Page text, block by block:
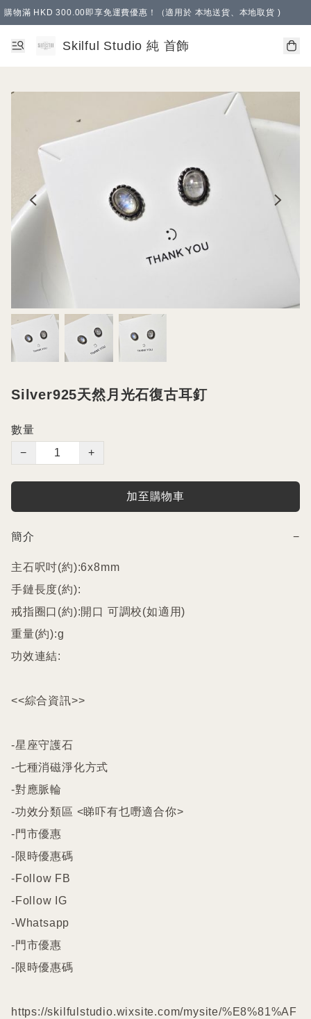
購物滿 HKD 300.00即享免運費優惠！（適用於 本地送貨、本地取貨 )
Skilful Studio 純 首飾
Silver925天然月光石復古耳釘
數量
−
+
加至購物車
簡介 −
主石呎吋(約):6x8mm
手鏈長度(約):
戒指圈口(約):開口 可調校(如適用)
重量(約):g
功效連結:
<<綜合資訊>>
-星座守護石
-七種消磁淨化方式
-對應脈輪
-功效分類區 <睇吓有乜嘢適合你>
-門市優惠
-限時優惠碼
-Follow FB
-Follow IG
-Whatsapp
-門市優惠
-限時優惠碼
https://skilfulstudio.wixsite.com/mysite/%E8%81%AF